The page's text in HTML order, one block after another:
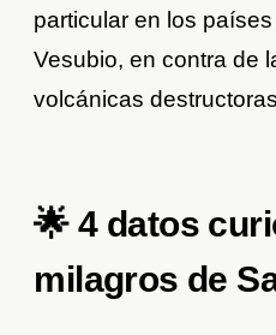
particular en los
Vesubio, en contra de
volcánicas
🌟 4 datos
milagros de